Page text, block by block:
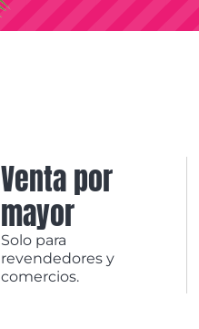
Venta por
mayor
Solo para
revendedores y
comercios.